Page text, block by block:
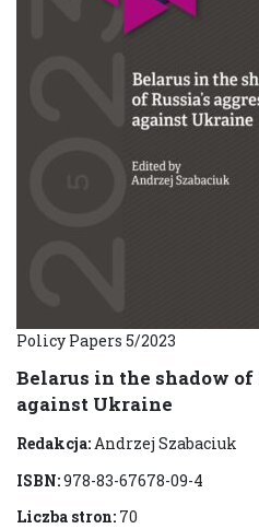
Policy Papers 5/2023
Belarus in the shadow of
against Ukraine
Redakcja:Andrzej Szabaciuk
ISBN:978-83-67678-09-4
Liczba stron: 70